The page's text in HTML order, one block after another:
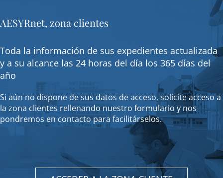
AESYRnet, zona clientes
Toda la información de sus expedientes actualizada
y a su alcance las 24 horas del día los 365 días del
año
Si aún no dispone de sus datos de acceso, solicite acceso a
la zona clientes rellenando nuestro formulario y nos
pondremos en contacto para facilitárselos.